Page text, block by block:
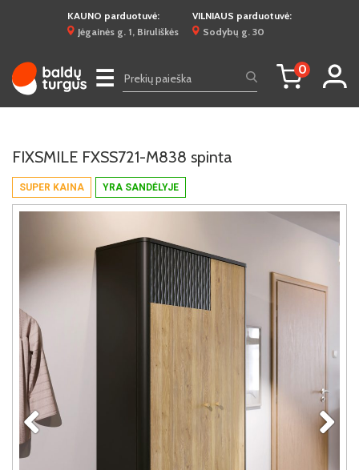
KAUNO parduotuvė:
Jėgainės g. 1, Biruliškės
VILNIAUS parduotuvė:
Sodybų g. 30
☰ 0
SUPER KAINA YRA SANDĖLYJE
FIXSMILE FXSS721-M838 spinta